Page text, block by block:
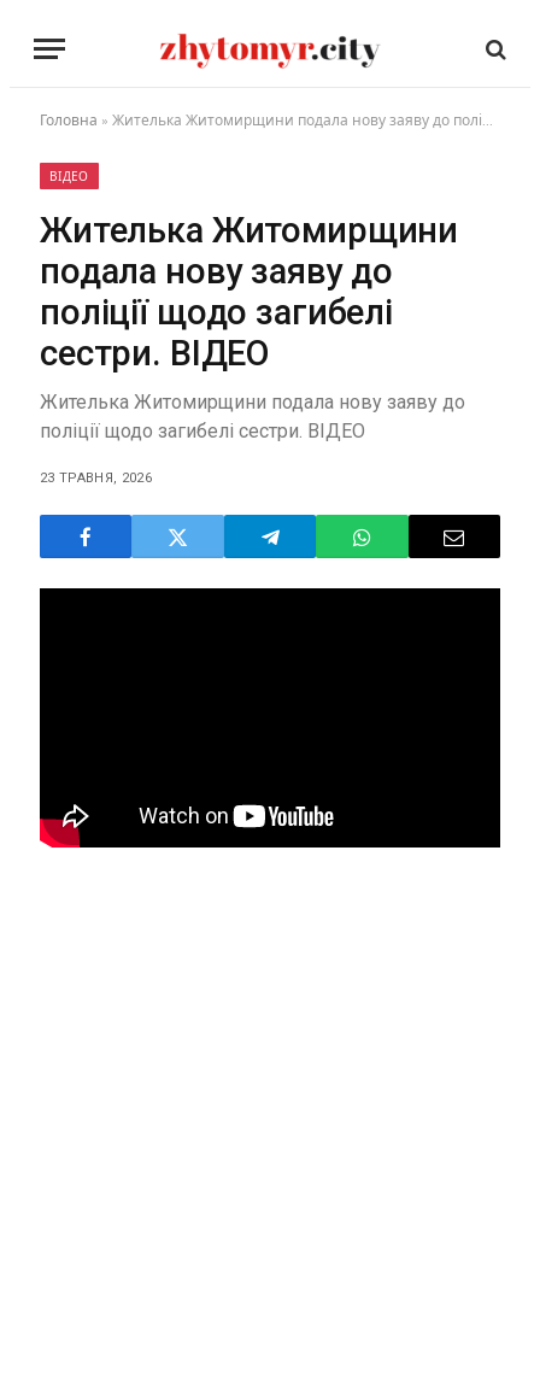
Головна » Жителька Житомирщини подала нову заяву до поліції щодо загибелі сестри. ВІДЕО
ВІДЕО
Жителька Житомирщини
подала нову заяву до
поліції щодо загибелі
сестри. ВІДЕО
Жителька Житомирщини подала нову заяву до
поліції щодо загибелі сестри. ВІДЕО
23 ТРАВНЯ, 2026